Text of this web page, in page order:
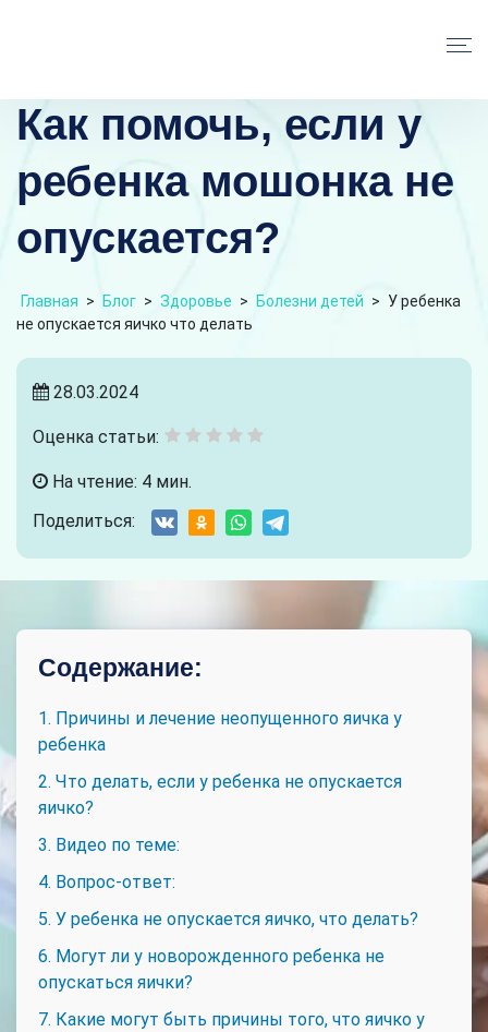
Как помочь, если у
ребенка мошонка не
опускается?
Главная > Блог > Здоровье > Болезни детей > У ребенка
не опускается яичко что делать
28.03.2024
Оценка статьи:
На чтение: 4 мин.
Поделиться:
Содержание:
1. Причины и лечение неопущенного яичка у
ребенка
2. Что делать, если у ребенка не опускается
яичко?
3. Видео по теме:
4. Вопрос-ответ:
5. У ребенка не опускается яичко, что делать?
6. Могут ли у новорожденного ребенка не
опускаться яички?
7. Какие могут быть причины того, что яичко у